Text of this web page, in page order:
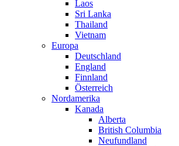
Laos
Sri Lanka
Thailand
Vietnam
Europa
Deutschland
England
Finnland
Österreich
Nordamerika
Kanada
Alberta
British Columbia
Neufundland